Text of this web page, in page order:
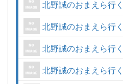
北野誠のおまえら行
北野誠のおまえら行
北野誠のおまえら行
北野誠のおまえら行